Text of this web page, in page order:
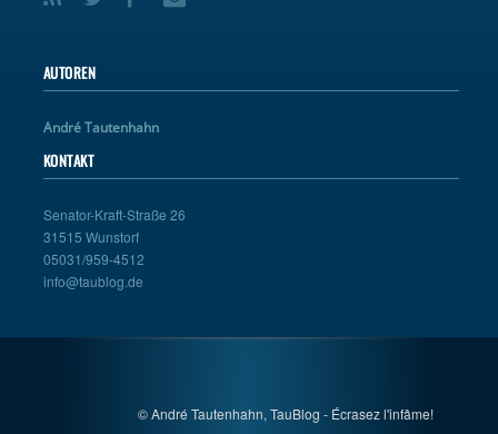
AUTOREN
André Tautenhahn
KONTAKT
Senator-Kraft-Straße 26
31515 Wunstorf
05031/959-4512
info@taublog.de
© André Tautenhahn, TauBlog - Écrasez l'infâme!